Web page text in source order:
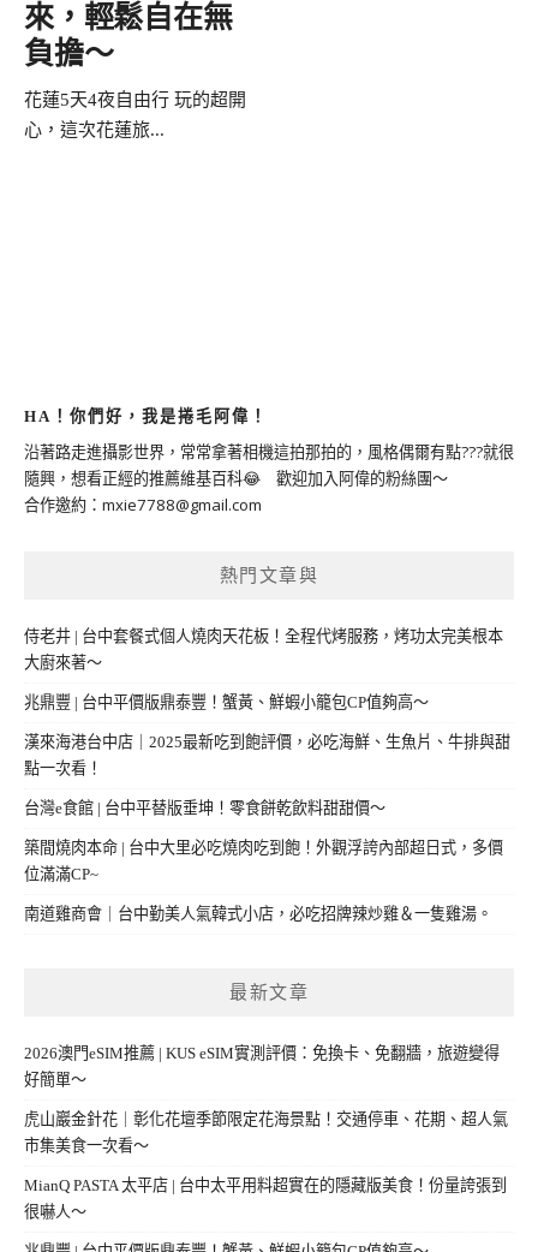
來，輕鬆自在無
負擔～
花蓮5天4夜自由行 玩的超開
心，這次花蓮旅...
HA！你們好，我是捲毛阿偉！
沿著路走進攝影世界，常常拿著相機這拍那拍的，風格偶爾有點???就很
隨興，想看正經的推薦維基百科😂 歡迎加入阿偉的粉絲團～
合作邀約： mxie7788@gmail.com
熱門文章與
侍老井 | 台中套餐式個人燒肉天花板！全程代烤服務，烤功太完美根本
大廚來著～
兆鼎豐 | 台中平價版鼎泰豐！蟹黃、鮮蝦小籠包CP值夠高～
漢來海港台中店｜2025最新吃到飽評價，必吃海鮮、生魚片、牛排與甜
點一次看！
台灣e食館 | 台中平替版垂坤！零食餅乾飲料甜甜價～
築間燒肉本命 | 台中大里必吃燒肉吃到飽！外觀浮誇內部超日式，多價
位滿滿CP~
南道雞商會｜台中勤美人氣韓式小店，必吃招牌辣炒雞＆一隻雞湯。
最新文章
2026澳門eSIM推薦 | KUS eSIM實測評價：免換卡、免翻牆，旅遊變得
好簡單～
虎山巖金針花｜彰化花壇季節限定花海景點！交通停車、花期、超人氣
市集美食一次看～
MianQ PASTA 太平店 | 台中太平用料超實在的隱藏版美食！份量誇張到
很嚇人～